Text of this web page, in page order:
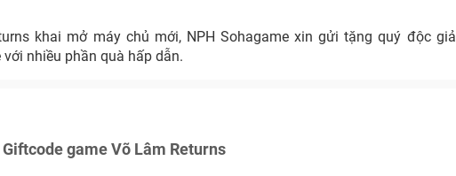
khai mở máy chủ mới, NPH Sohagame xin gửi tặng quý độc giả
nhiều phần quà hấp dẫn.
game Võ Lâm Returns